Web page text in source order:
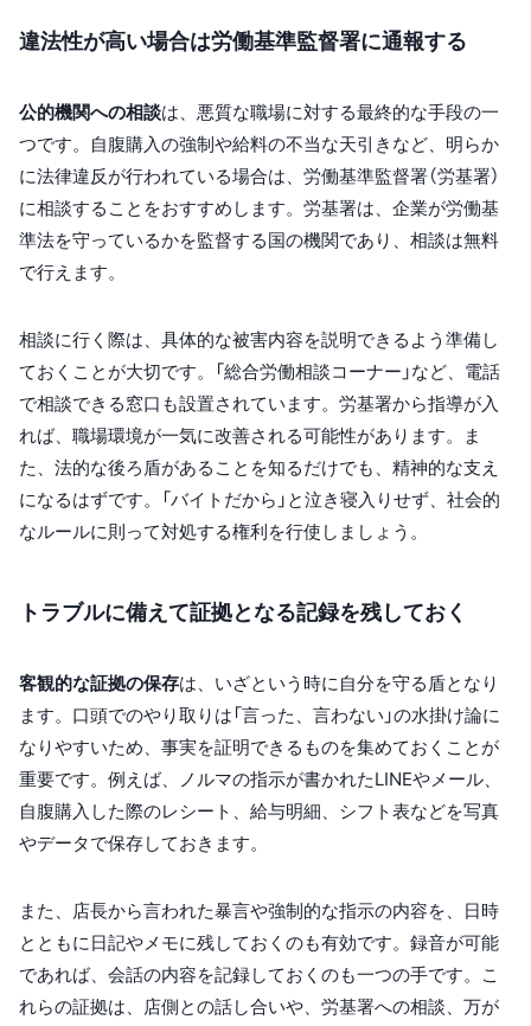
違法性が高い場合は労働基準監督署に通報する
公的機関への相談は、悪質な職場に対する最終的な手段の一
つです。自腹購入の強制や給料の不当な天引きなど、明らか
に法律違反が行われている場合は、労働基準監督署（労基署）
に相談することをおすすめします。労基署は、企業が労働基
準法を守っているかを監督する国の機関であり、相談は無料
で行えます。
相談に行く際は、具体的な被害内容を説明できるよう準備し
ておくことが大切です。「総合労働相談コーナー」など、電話
で相談できる窓口も設置されています。労基署から指導が入
れば、職場環境が一気に改善される可能性があります。ま
た、法的な後ろ盾があることを知るだけでも、精神的な支え
になるはずです。「バイトだから」と泣き寝入りせず、社会的
なルールに則って対処する権利を行使しましょう。
トラブルに備えて証拠となる記録を残しておく
客観的な証拠の保存は、いざという時に自分を守る盾となり
ます。口頭でのやり取りは「言った、言わない」の水掛け論に
なりやすいため、事実を証明できるものを集めておくことが
重要です。例えば、ノルマの指示が書かれたLINEやメール、
自腹購入した際のレシート、給与明細、シフト表などを写真
やデータで保存しておきます。
また、店長から言われた暴言や強制的な指示の内容を、日時
とともに日記やメモに残しておくのも有効です。録音が可能
であれば、会話の内容を記録しておくのも一つの手です。こ
れらの証拠は、店側との話し合いや、労基署への相談、万が